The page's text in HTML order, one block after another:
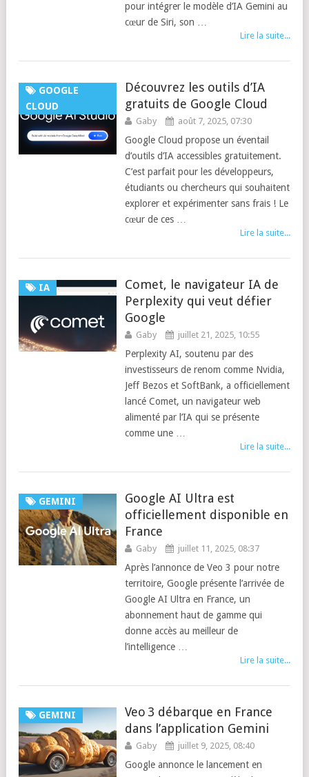
pour intégrer le modèle d’IA Gemini au
cœur de Siri, son …
Lire la suite...
GOOGLE
CLOUD
Découvrez les outils d’IA
gratuits de Google Cloud
Gaby août 7, 2025, 07:30
Google Cloud propose un éventail
d’outils d’IA accessibles gratuitement.
C’est parfait pour les développeurs,
étudiants ou chercheurs qui souhaitent
explorer et expérimenter sans frais ! Le
cœur de ces …
Lire la suite...
IA
Comet, le navigateur IA de
Perplexity qui veut défier
Google
Gaby juillet 21, 2025, 10:55
Perplexity AI, soutenu par des
investisseurs de renom comme Nvidia,
Jeff Bezos et SoftBank, a officiellement
lancé Comet, un navigateur web
alimenté par l’IA qui se présente
comme une …
Lire la suite...
GEMINI
Google AI Ultra est
officiellement disponible en
France
Gaby juillet 11, 2025, 08:37
Après l’annonce de Veo 3 pour notre
territoire, Google présente l’arrivée de
Google AI Ultra en France, un
abonnement haut de gamme qui
donne accès au meilleur de
l’intelligence …
Lire la suite...
GEMINI
Veo 3 débarque en France
dans l’application Gemini
Gaby juillet 9, 2025, 08:40
Google annonce le lancement en